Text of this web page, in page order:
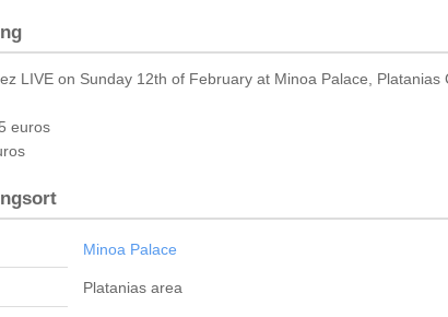
LIVE on Sunday 12th of February at Minoa Palace, Platanias
euros
Minoa Palace
Platanias area